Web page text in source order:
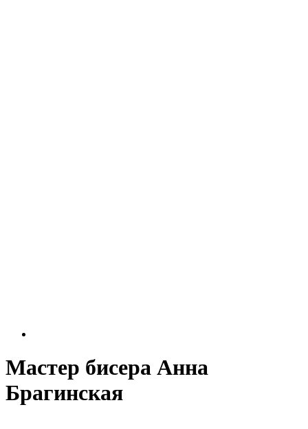
Мастер бисера Анна
Брагинская